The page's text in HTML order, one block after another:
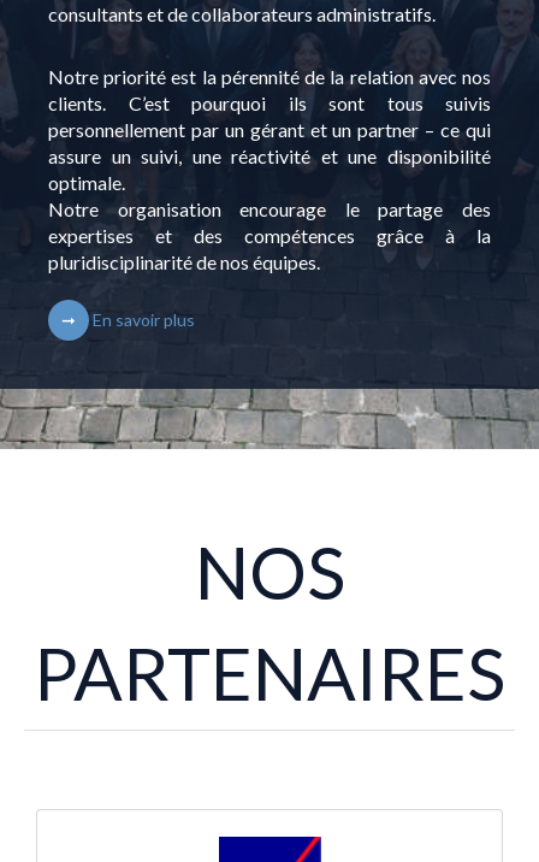
consultants et de collaborateurs administratifs.
Notre priorité est la pérennité de la relation avec nos
clients. C’est pourquoi ils sont tous suivis
personnellement par un gérant et un partner – ce qui
assure un suivi, une réactivité et une disponibilité
optimale.
Notre organisation encourage le partage des
expertises et des compétences grâce à la
pluridisciplinarité de nos équipes.
En savoir plus
NOS
PARTENAIRES